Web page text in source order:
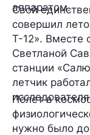
аппаратом.
Свой
совершил
Т-12». Вместе
Светланой
станции
летчик
Полет в
нужно было